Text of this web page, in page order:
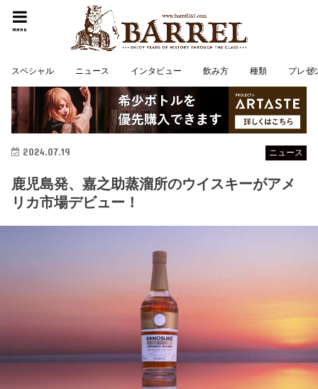
menu
スペシャル ニュース インタビュー 飲み方 種類 プレゼ
ニュース
2024.07.19
鹿児島発、嘉之助蒸溜所のウイスキーがアメ
リカ市場デビュー！